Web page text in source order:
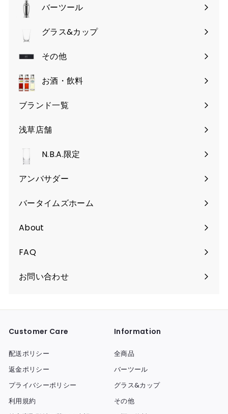
バーツール
サ
メ
ニ
ー
を
く
グラス&カップ
サ
ブ
ニ
ュ
ー
を
く
その他
サ
ブ
メ
ニ
ー
を
開
く
お酒・飲料
ブランド一覧
浅草店舗
N.B.A.限定
アンバサダー
バータイムズホーム
About
FAQ
お問い合わせ
Customer Care
配送ポリシー
返金ポリシー
プライバシーポリシー
利用規約
Information
全商品
バーツール
グラス&カップ
その他